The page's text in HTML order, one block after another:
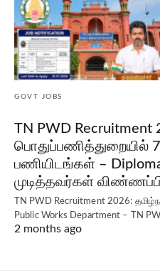
GOVT JOBS
TN PWD Recruitment
பொதுப்பணித்துறையில்
பணியிடங்கள் –
முடித்தவர்கள்
TN PWD Recruitment 2026:
Public Works Department – TN
2 months ago